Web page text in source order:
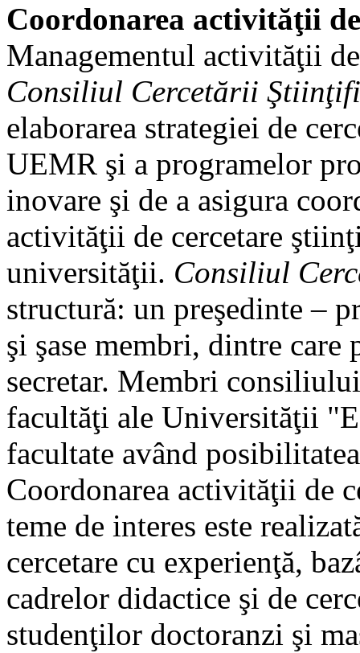
Coordonarea activităţii
Managementul activităţii
Consiliul Cercetării
elaborarea strategiei de
UEMR şi a programelor
inovare şi de a asigura
activităţii de cercetare
universităţii. Consiliul
structură: un preşedinte –
şi şase membri, dintre care
secretar. Membri
facultăţi ale Universităţii
facultate având
Coordonarea activităţii de
teme de interes este
cercetare cu experienţă,
cadrelor didactice şi de
studenţilor doctoranzi şi